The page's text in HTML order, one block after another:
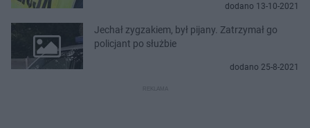
dodano 13-10-2021
Jechał zygzakiem, był pijany. Zatrzymał go
policjant po służbie
dodano 25-8-2021